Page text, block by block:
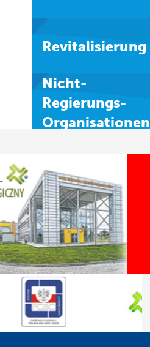
Revitalisierung
Nicht-
Regierungs-
Organisationen